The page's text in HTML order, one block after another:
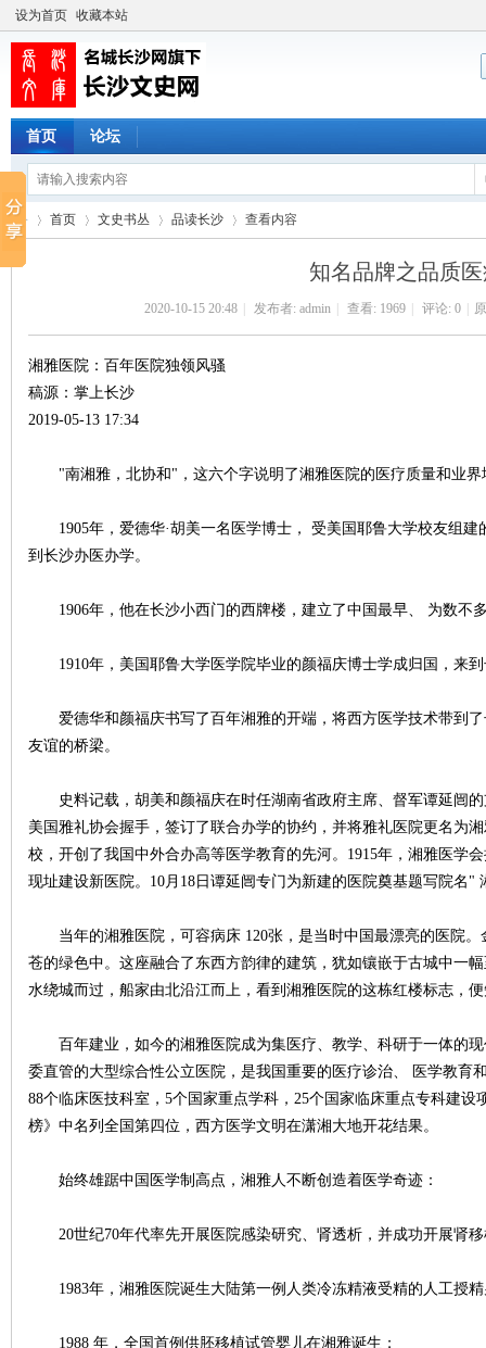
设为首页 收藏本站
首页 论坛
首页 文史书丛
›
品读长沙
›
查看内容
知名品牌之品质
2020-10-15 20:48 发布者: admin 查看: 1969 评论: 0
湘雅医院：百年医院独领风骚
稿源：掌上长沙
2019-05-13 17:34
"南湘雅，北协和"，这六个字说明了湘雅医院的医疗质量和业界
1905年，爱德华·胡美一名医学博士， 受美国耶鲁大学校友组建
到长沙办医办学。
1906年，他在长沙小西门的西牌楼，建立了中国最早、 为数不
1910年，美国耶鲁大学医学院毕业的颜福庆博士学成归国，来到
爱德华和颜福庆书写了百年湘雅的开端，将西方医学技术带到了
友谊的桥梁。
史料记载，胡美和颜福庆在时任湖南省政府主席、督军谭延闿的
美国雅礼协会握手，签订了联合办学的协约，并将雅礼医院更名为
校，开创了我国中外合办高等医学教育的先河。1915年，湘雅医学
现址建设新医院。10月18日谭延闿专门为新建的医院奠基题写院名"
当年的湘雅医院，可容病床 120张，是当时中国最漂亮的医院。
苍的绿色中。这座融合了东西方韵律的建筑，犹如镶嵌于古城中一
水绕城而过，船家由北沿江而上，看到湘雅医院的这栋红楼标志，
百年建业，如今的湘雅医院成为集医疗、教学、科研于一体的现
委直管的大型综合性公立医院，是我国重要的医疗诊治、 医学教育
88个临床医技科室，5个国家重点学科，25个国家临床重点专科建设
榜》中名列全国第四位，西方医学文明在潇湘大地开花结果。
始终雄踞中国医学制高点，湘雅人不断创造着医学奇迹：
20世纪70年代率先开展医院感染研究、肾透析，并成功开展肾移
1983年，湘雅医院诞生大陆第一例人类冷冻精液受精的人工授精
1988 年，全国首例供胚移植试管婴儿在湘雅诞生；